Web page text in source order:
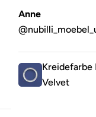
Anne
Kreidefarbe
Velvet